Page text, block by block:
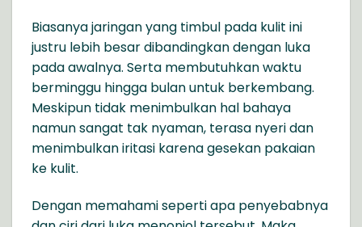
Biasanya jaringan yang timbul pada kulit ini
justru lebih besar dibandingkan dengan luka
pada awalnya. Serta membutuhkan waktu
berminggu hingga bulan untuk berkembang.
Meskipun tidak menimbulkan hal bahaya
namun sangat tak nyaman, terasa nyeri dan
menimbulkan iritasi karena gesekan pakaian
ke kulit.
Dengan memahami seperti apa penyebabnya